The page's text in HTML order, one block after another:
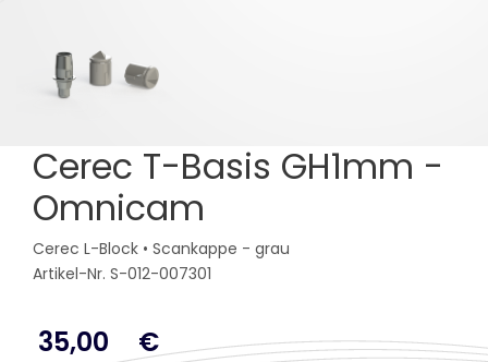
Cerec T-Basis GH1mm -
Omnicam
Cerec L-Block • Scankappe - grau
Artikel-Nr. S-012-007301
35,00 €